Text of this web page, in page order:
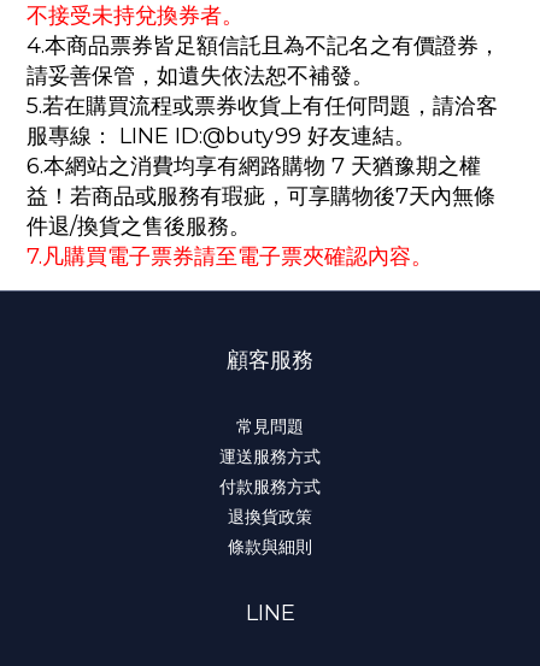
不接受未持兌換券者。
4.本商品票券皆足額信託且為不記名之有價證券，
請妥善保管，如遺失依法恕不補發。
5.若在購買流程或票券收貨上有任何問題，請洽客
服專線： LINE ID:@buty99 好友連結。
6.本網站之消費均享有網路購物 7 天猶豫期之權
益！若商品或服務有瑕疵，可享購物後7天內無條
件退/換貨之售後服務。
7.凡購買電子票券請至電子票夾確認內容。
顧客服務
常見問題
運送服務方式
付款服務方式
退換貨政策
條款與細則
LINE